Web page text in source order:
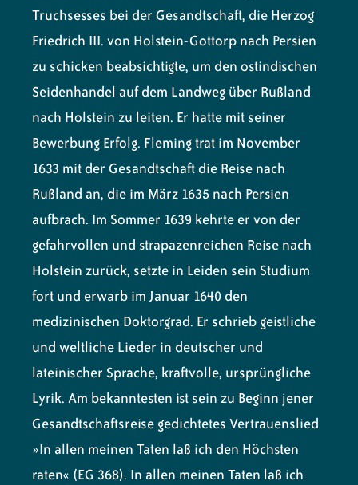
Truchsesses bei der Gesandtschaft, die Herzog
Friedrich III. von Holstein-Gottorp nach Persien
zu schicken beabsichtigte, um den ostindischen
Seidenhandel auf dem Landweg über Rußland
nach Holstein zu leiten. Er hatte mit seiner
Bewerbung Erfolg. Fleming trat im November
1633 mit der Gesandtschaft die Reise nach
Rußland an, die im März 1635 nach Persien
aufbrach. Im Sommer 1639 kehrte er von der
gefahrvollen und strapazenreichen Reise nach
Holstein zurück, setzte in Leiden sein Studium
fort und erwarb im Januar 1640 den
medizinischen Doktorgrad. Er schrieb geistliche
und weltliche Lieder in deutscher und
lateinischer Sprache, kraftvolle, ursprüngliche
Lyrik. Am bekanntesten ist sein zu Beginn jener
Gesandtschaftsreise gedichtetes Vertrauenslied
»In allen meinen Taten laß ich den Höchsten
raten« (EG 368). In allen meinen Taten laß ich